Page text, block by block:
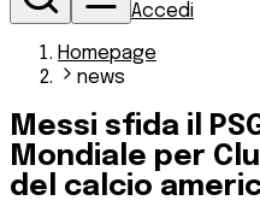
Accedi
Homepage
news
Messi sfida il
Mondiale per
del calcio